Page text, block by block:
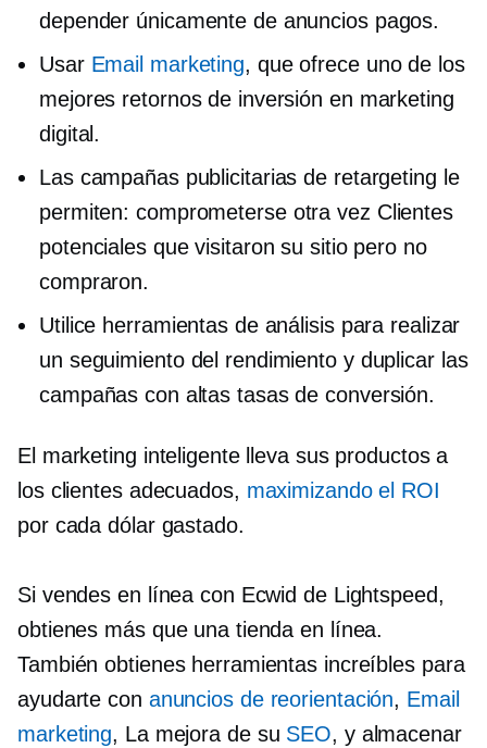
depender únicamente de anuncios pagos.
Usar Email marketing, que ofrece uno de los
mejores retornos de inversión en marketing
digital.
Las campañas publicitarias de retargeting le
permiten:comprometerse otra vez Clientes
potenciales que visitaron su sitio pero no
compraron.
Utilice herramientas de análisis para realizar
un seguimiento del rendimiento y duplicar las
campañas con altas tasas de conversión.
El marketing inteligente lleva sus productos a
los clientes adecuados, maximizando el ROI
por cada dólar gastado.
Si vendes en línea con Ecwid de Lightspeed,
obtienes más que una tienda en línea.
También obtienes herramientas increíbles para
ayudarte con anuncios de reorientación, Email
marketing, La mejora de su SEO, y almacenar